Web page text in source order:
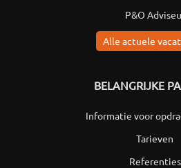
P&O
Alle actuele
BELANGRIJKE
Informatie voor
Tarieven
Referenties